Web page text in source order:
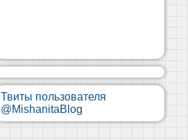
Твиты пользователя
@MishanitaBlog